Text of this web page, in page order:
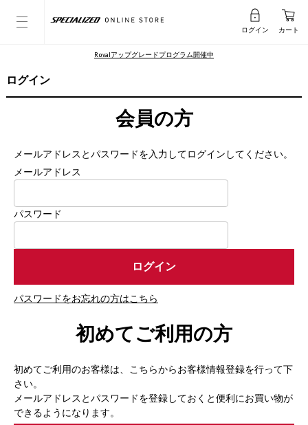
ログイン カート
Rovalアップグレードプログラム開催中
ログイン
会員の方
メールアドレスとパスワードを入力してログインしてください。
メールアドレス
パスワード
パスワードをお忘れの方はこちら
初めてご利用の方
初めてご利用のお客様は、こちらからお客様情報登録を行って下
さい。
メールアドレスとパスワードを登録しておくと便利にお買い物が
できるようになります。